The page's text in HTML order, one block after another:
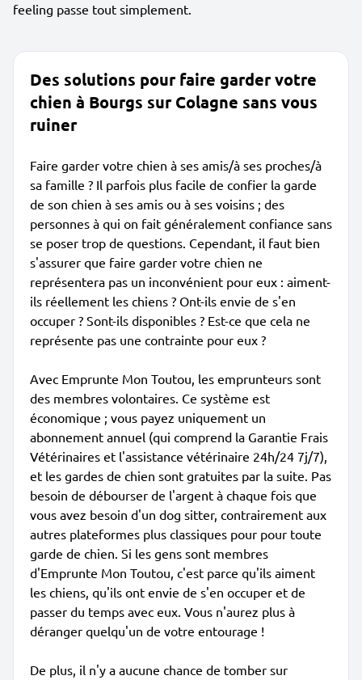
feeling passe tout simplement.
Des solutions pour faire garder votre
chien à Bourgs sur Colagne sans vous
ruiner
Faire garder votre chien à ses amis/à ses proches/à
sa famille ? Il parfois plus facile de confier la garde
de son chien à ses amis ou à ses voisins ; des
personnes à qui on fait généralement confiance sans
se poser trop de questions. Cependant, il faut bien
s'assurer que faire garder votre chien ne
représentera pas un inconvénient pour eux : aiment-
ils réellement les chiens ? Ont-ils envie de s'en
occuper ? Sont-ils disponibles ? Est-ce que cela ne
représente pas une contrainte pour eux ?
Avec Emprunte Mon Toutou, les emprunteurs sont
des membres volontaires. Ce système est
économique ; vous payez uniquement un
abonnement annuel (qui comprend la Garantie Frais
Vétérinaires et l'assistance vétérinaire 24h/24 7j/7),
et les gardes de chien sont gratuites par la suite. Pas
besoin de débourser de l'argent à chaque fois que
vous avez besoin d'un dog sitter, contrairement aux
autres plateformes plus classiques pour pour toute
garde de chien. Si les gens sont membres
d'Emprunte Mon Toutou, c'est parce qu'ils aiment
les chiens, qu'ils ont envie de s'en occuper et de
passer du temps avec eux. Vous n'aurez plus à
déranger quelqu'un de votre entourage !
De plus, il n'y a aucune chance de tomber sur